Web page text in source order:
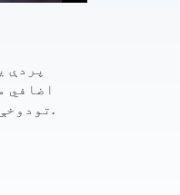
پردې
اضافي
تودوخې کې د پریښودو لپاره خلاص کیدی شي.